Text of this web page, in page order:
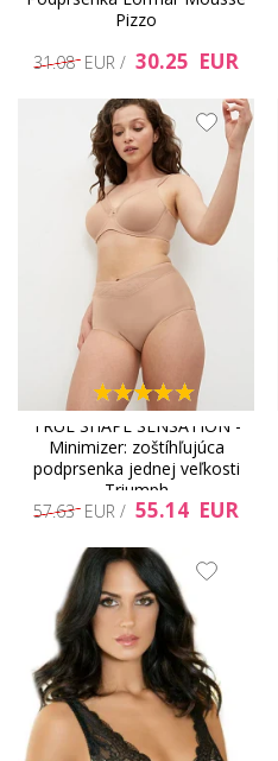
Pizzo
31.08 EUR / 30.25 EUR
TRUE SHAPE SENSATION -
Minimizer: zoštíhľujúca
podprsenka jednej veľkosti
Triumph
57.63 EUR / 55.14 EUR